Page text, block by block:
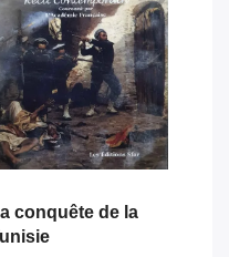
conquête de la